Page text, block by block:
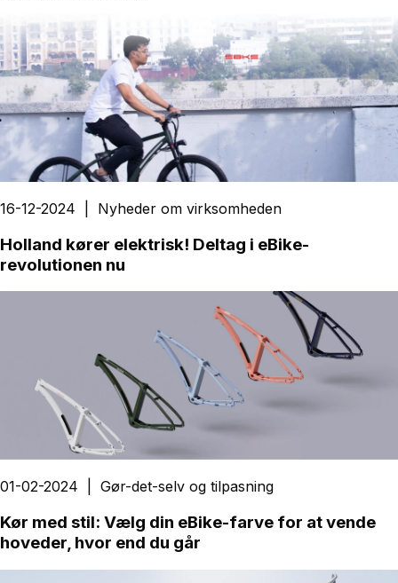
16-12-2024 Nyheder om virksomheden
Holland kører elektrisk! Deltag i eBike-
revolutionen nu
01-02-2024 Gør-det-selv og tilpasning
Kør med stil: Vælg din eBike-farve for at vende
hoveder, hvor end du går